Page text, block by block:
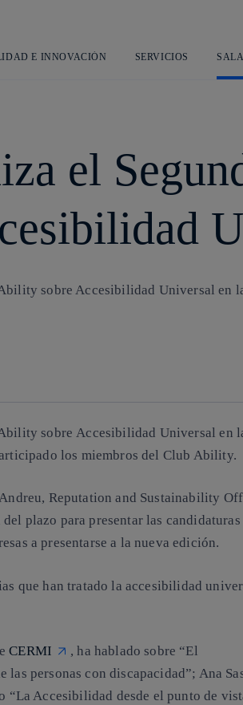
principal
E INNOVACIÓN SERVICIOS
el
sobre Accesibilidad Universal en
sobre Accesibilidad Universal en
los miembros del Club Ability.
Reputation and Sustainability
plazo para presentar las candidaturas
a presentarse a la nueva edición.
que han tratado la accesibilidad
CERMI
, ha hablado sobre “El
personas con discapacidad”; Ana
“La Accesibilidad desde el punto de